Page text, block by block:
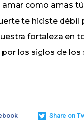
amar como amas
te hiciste débil
fortaleza en
por los siglos de los
Share on